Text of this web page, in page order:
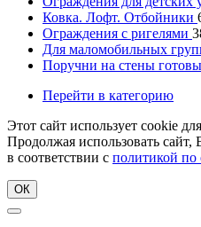
Ковка. Лофт. Отбойники
Ограждения с ригелями
Для маломобильных
Поручни на стены
Перейти в категорию
Этот сайт использует cookie
Продолжая использовать сайт,
в соответствии с политикой по
ОК